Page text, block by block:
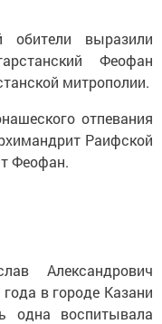
обители выразили
Феофан
митрополии.
отпевания
Раифской
Феофан.
Александрович
в городе Казани
одна воспитывала